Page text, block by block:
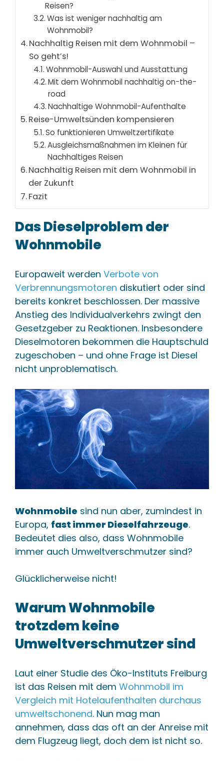
Reisen?
Was ist weniger nachhaltig am
Wohnmobil?
Nachhaltig Reisen mit dem Wohnmobil –
So geht’s!
Wohnmobil-Auswahl und Ausstattung
Mit dem Wohnmobil nachhaltig on-the-
road
Nachhaltige Wohnmobil-Aufenthalte
Reise-Umweltsünden kompensieren
So funktionieren Umweltzertifikate
Ausgleichsmaßnahmen im Kleinen für
Nachhaltiges Reisen
Nachhaltig Reisen mit dem Wohnmobil in
der Zukunft
Fazit
Das Dieselproblem der
Wohnmobile
Europaweit werden Verbote von
Verbrennungsmotoren diskutiert oder sind
bereits konkret beschlossen. Der massive
Anstieg des Individualverkehrs zwingt den
Gesetzgeber zu Reaktionen. Insbesondere
Dieselmotoren bekommen die Hauptschuld
zugeschoben – und ohne Frage ist Diesel
nicht unproblematisch.
Wohnmobile sind nun aber, zumindest in
Europa, fast immer Dieselfahrzeuge.
Bedeutet dies also, dass Wohnmobile
immer auch Umweltverschmutzer sind?
Glücklicherweise nicht!
Warum Wohnmobile
trotzdem keine
Umweltverschmutzer sind
Laut einer Studie des Öko-Instituts Freiburg
ist das Reisen mit dem Wohnmobil im
Vergleich mit Hotelaufenthalten durchaus
umweltschonend. Nun mag man
annehmen, dass das oft an der Anreise mit
dem Flugzeug liegt, doch dem ist nicht so.